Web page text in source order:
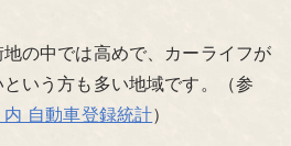
の中では高めで、カーライフが
いう方も多い地域です。（参
自動車登録統計）